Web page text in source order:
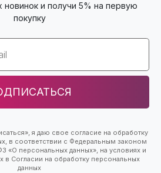
новинок и получи 5% на первую
покупку
я даю свое согласие на обработку
в соответствии с Федеральным законом
«О персональных данных», на условиях и
в Согласии на обработку персональных
данных